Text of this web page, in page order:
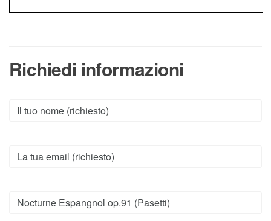
Richiedi informazioni